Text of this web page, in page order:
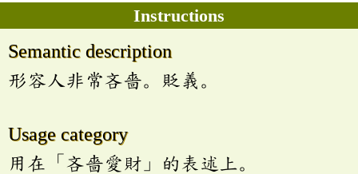
Instructions
Semantic description
形容人非常吝嗇。貶義。
Usage category
用在「吝嗇愛財」的表述上。